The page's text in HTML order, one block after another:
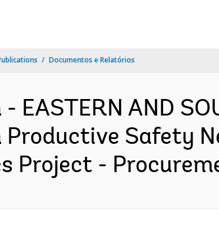
Documentos e Relatórios
EASTERN AND
Productive Safety
Project -